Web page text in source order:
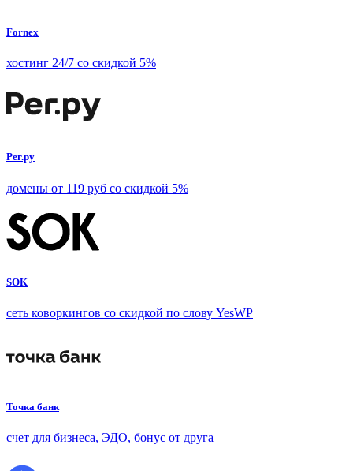
Fornex
хостинг 24/7 со скидкой 5%
Рег.ру
домены от 119 руб со скидкой 5%
SOK
сеть коворкингов со скидкой по слову YesWP
Точка банк
счет для бизнеса, ЭДО, бонус от друга